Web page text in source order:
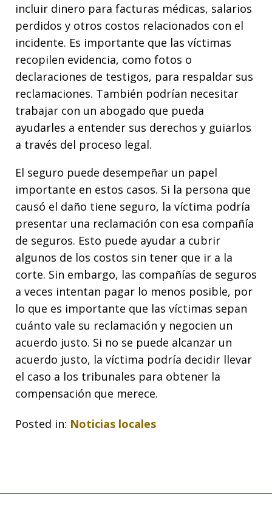
incluir dinero para facturas médicas, salarios
perdidos y otros costos relacionados con el
incidente. Es importante que las víctimas
recopilen evidencia, como fotos o
declaraciones de testigos, para respaldar sus
reclamaciones. También podrían necesitar
trabajar con un abogado que pueda
ayudarles a entender sus derechos y guiarlos
a través del proceso legal.
El seguro puede desempeñar un papel
importante en estos casos. Si la persona que
causó el daño tiene seguro, la víctima podría
presentar una reclamación con esa compañía
de seguros. Esto puede ayudar a cubrir
algunos de los costos sin tener que ir a la
corte. Sin embargo, las compañías de seguros
a veces intentan pagar lo menos posible, por
lo que es importante que las víctimas sepan
cuánto vale su reclamación y negocien un
acuerdo justo. Si no se puede alcanzar un
acuerdo justo, la víctima podría decidir llevar
el caso a los tribunales para obtener la
compensación que merece.
Posted in: Noticias locales